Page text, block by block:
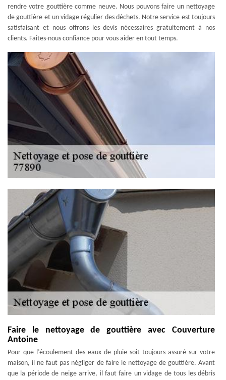
rendre votre gouttière comme neuve. Nous pouvons faire un nettoyage
de gouttière et un vidage régulier des déchets. Notre service est toujours
satisfaisant et nous offrons les devis nécessaires gratuitement à nos
clients. Faites-nous confiance pour vous aider en tout temps.
Faire le nettoyage de gouttière avec Couverture
Antoine
Pour que l’écoulement des eaux de pluie soit toujours assuré sur votre
maison, il ne faut pas négliger de faire le nettoyage de gouttière. Avant
que la période de neige arrive, il faut faire un vidage de tous les débris